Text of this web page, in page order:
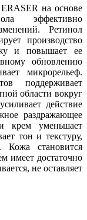
на основе
эффективно
Ретинол
производство
и повышает ее
обновлению
микрорельеф.
поддерживает
области вокруг
действие
раздражающее
крем уменьшает
тон и текстуру,
Кожа становится
имеет достаточно
не оставляет